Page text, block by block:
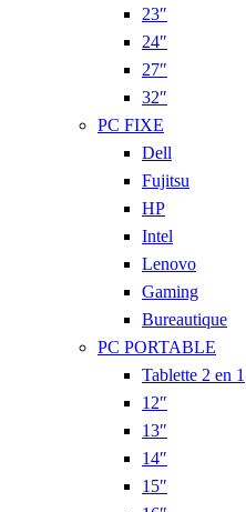
23″
24″
27″
32″
PC FIXE
Dell
Fujitsu
HP
Intel
Lenovo
Gaming
Bureautique
PC PORTABLE
Tablette 2 en 1
12″
13″
14″
15″